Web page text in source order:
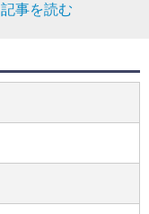
事を読む